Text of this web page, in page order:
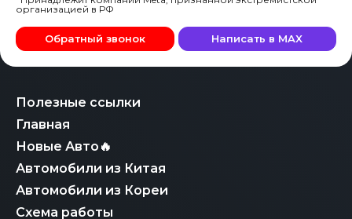
Полезные ссылки
Главная
Новые Авто🔥
Автомобили из Китая
Автомобили из Кореи
Схема работы
организацией в РФ
Обратный звонок Написать в MAX